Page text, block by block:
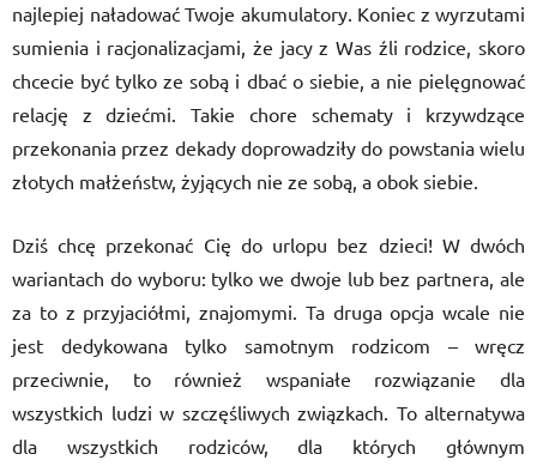
najlepiej naładować Twoje akumulatory. Koniec z wyrzutami
sumienia i racjonalizacjami, że jacy z Was źli rodzice, skoro
chcecie być tylko ze sobą i dbać o siebie, a nie pielęgnować
relację z dziećmi. Takie chore schematy i krzywdzące
przekonania przez dekady doprowadziły do powstania wielu
złotych małżeństw, żyjących nie ze sobą, a obok siebie.
Dziś chcę przekonać Cię do urlopu bez dzieci! W dwóch
wariantach do wyboru: tylko we dwoje lub bez partnera, ale
za to z przyjaciółmi, znajomymi. Ta druga opcja wcale nie
jest dedykowana tylko samotnym rodzicom – wręcz
przeciwnie, to również wspaniałe rozwiązanie dla
wszystkich ludzi w szczęśliwych związkach. To alternatywa
dla wszystkich rodziców, dla których głównym